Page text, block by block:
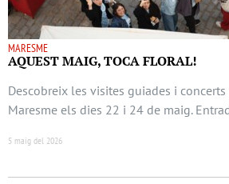
MARESME
AQUEST MAIG, TOCA FLORAL!
Descobreix les visites guiades i
Maresme els dies 22 i 24 de maig.
5 maig del 2026